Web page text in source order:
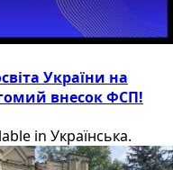
України на
внесок ФСП!
in Українська.